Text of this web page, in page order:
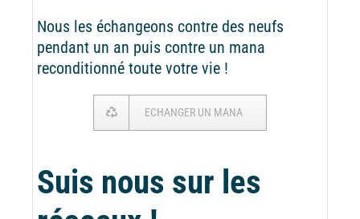
Nous les échangeons contre des neufs
pendant un an puis contre un mana
reconditionné toute votre vie !
ECHANGER UN MANA
Suis nous sur les